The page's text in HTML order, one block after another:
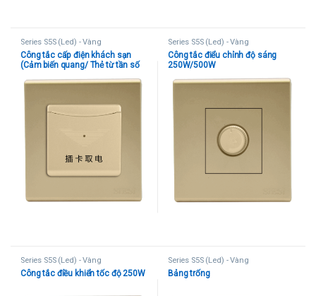
Series S5S (Led) - Vàng
Công tắc cấp điện khách sạn
(Cảm biến quang/ Thẻ từ tần số
Series S5S (Led) - Vàng
Công tắc điểu chỉnh độ sáng
250W/500W
Series S5S (Led) - Vàng
Công tắc điều khiển tốc độ 250W
Series S5S (Led) - Vàng
Bảng trống